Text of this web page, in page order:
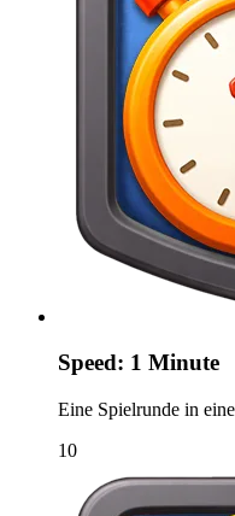
Speed: 1 Minute
Eine Spielrunde in
10